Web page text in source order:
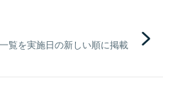
覧を実施日の新しい順に掲載